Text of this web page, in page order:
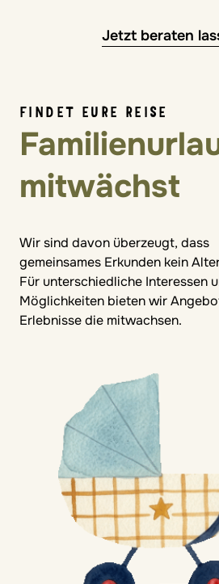
Jetzt beraten
FINDET EURE REISE
mitwächst
Wir sind davon überzeugt, dass
gemeinsames Erkunden kein
Für unterschiedliche Interessen
Möglichkeiten bieten wir
Erlebnisse die mitwachsen.